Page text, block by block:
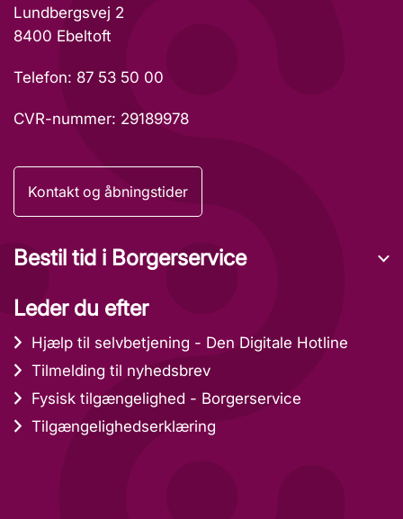
Lundbergsvej 2
8400 Ebeltoft
Telefon: 87 53 50 00
CVR-nummer: 29189978
Kontakt og åbningstider
Bestil tid i Borgerservice
Leder du efter
Hjælp til selvbetjening - Den Digitale Hotline
Tilmelding til nyhedsbrev
Fysisk tilgængelighed - Borgerservice
Tilgængelighedserklæring